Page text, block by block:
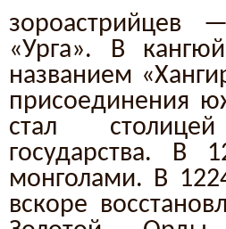
зороастрийцев
«Урга». В
названием
присоединения
стал
государства. В
монголами. В
вскоре